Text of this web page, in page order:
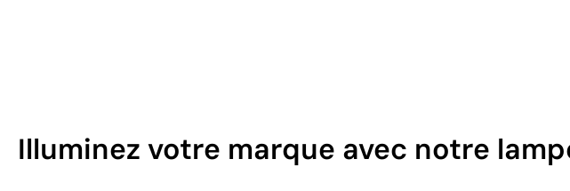
Illuminez votre marque avec notre